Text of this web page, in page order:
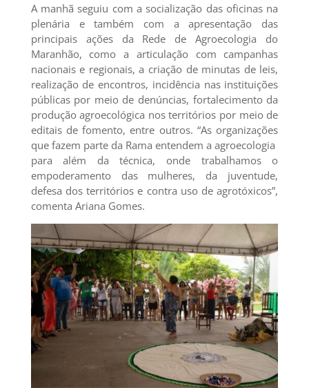
A manhã seguiu com a socialização das oficinas na
plenária e também com a apresentação das
principais ações da Rede de Agroecologia do
Maranhão, como a articulação com campanhas
nacionais e regionais, a criação de minutas de leis,
realização de encontros, incidência nas instituições
públicas por meio de denúncias, fortalecimento da
produção agroecológica nos territórios por meio de
editais de fomento, entre outros. “As organizações
que fazem parte da Rama entendem a agroecologia
para além da técnica, onde trabalhamos o
empoderamento das mulheres, da juventude,
defesa dos territórios e contra uso de agrotóxicos”,
comenta Ariana Gomes.